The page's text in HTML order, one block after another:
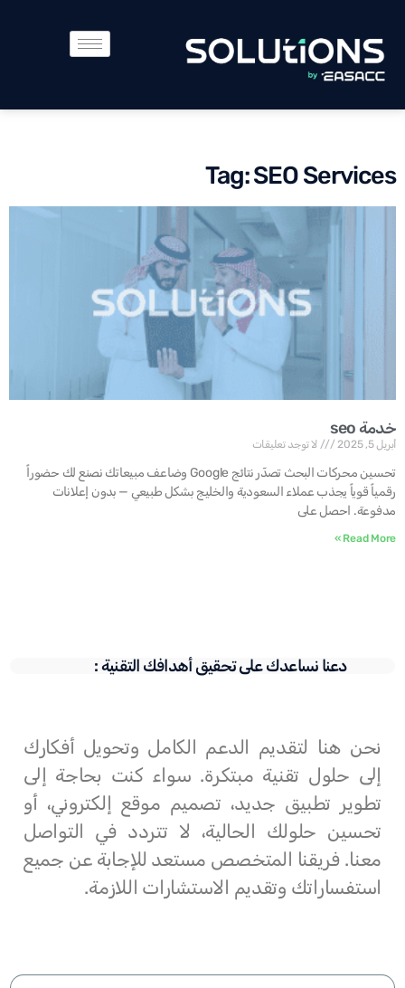
Tag: SEO Services
خدمة seo
أبريل 5, 2025 لا توجد تعليقات
تحسين محركات البحث تصدّر نتائج Google وضاعف مبيعاتك نصنع لك حضوراً
رقمياً قوياً يجذب عملاء السعودية والخليج بشكل طبيعي — بدون إعلانات
مدفوعة. احصل على
Read More »
دعنا نساعدك على تحقيق أهدافك التقنية :
نحن هنا لتقديم الدعم الكامل وتحويل أفكارك
إلى حلول تقنية مبتكرة. سواء كنت بحاجة إلى
تطوير تطبيق جديد، تصميم موقع إلكتروني، أو
تحسين حلولك الحالية، لا تتردد في التواصل
معنا. فريقنا المتخصص مستعد للإجابة عن جميع
استفساراتك وتقديم الاستشارات اللازمة.